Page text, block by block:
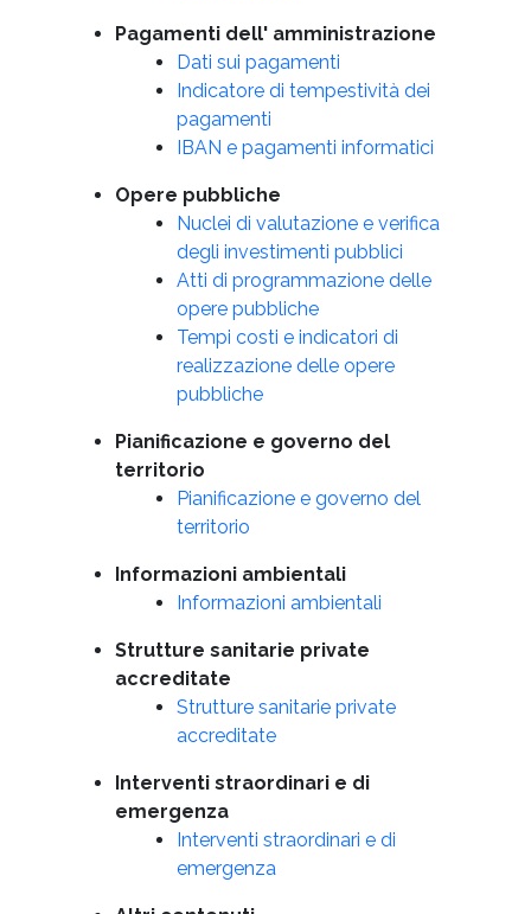
Pagamenti dell' amministrazione
Dati sui pagamenti
Indicatore di tempestività dei
pagamenti
IBAN e pagamenti informatici
Opere pubbliche
Nuclei di valutazione e verifica
degli investimenti pubblici
Atti di programmazione delle
opere pubbliche
Tempi costi e indicatori di
realizzazione delle opere
pubbliche
Pianificazione e governo del
territorio
Pianificazione e governo del
territorio
Informazioni ambientali
Informazioni ambientali
Strutture sanitarie private
accreditate
Strutture sanitarie private
accreditate
Interventi straordinari e di
emergenza
Interventi straordinari e di
emergenza